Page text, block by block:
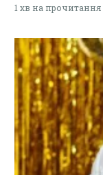
1 хв на прочитання